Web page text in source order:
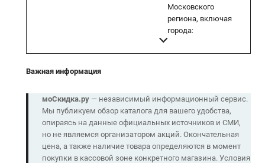
Московского
региона, включая
города:
Важная информация
моСкидка.ру— независимый информационный сервис.
Мы публикуем обзор каталога для вашего удобства,
опираясь на данные официальных источников и СМИ,
но не являемся организатором акций. Окончательная
цена, а также наличие товара определяются в момент
покупки в кассовой зоне конкретного магазина. Условия